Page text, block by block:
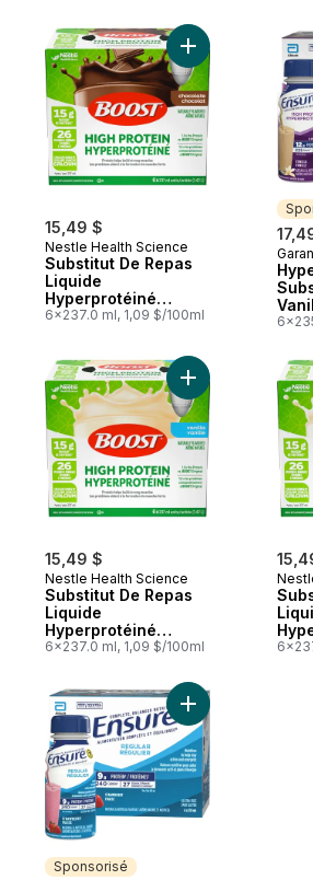
15,49 $
Nestle Health Science
Substitut De Repas
Liquide
Hyperprotéiné
Choco.
6x237.0 ml, 1,09 $/100ml
Ajouter Substitut
15,49 $
Nestle Health Science
Substitut De Repas
Liquide
Hyperprotéiné
Vanille
6x237.0 ml, 1,09 $/100ml
Ajouter Substitut
Sponsorisé
Ajouter Régulier